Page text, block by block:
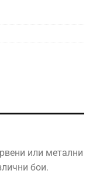
или метални
бои.